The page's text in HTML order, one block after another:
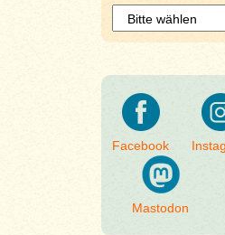
Facebook
Mastodon